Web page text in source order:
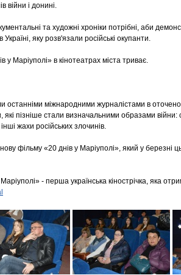
війни і донині.
та художні хроніки потрібні, аби
яку розв'язали російські окупанти.
у Маріуполі» в кінотеатрах міста триває.
останніми міжнародними журналістами в
які пізніше стали визначальними образами війни:
жахи російських злочинів.
фільму «20 днів у Маріуполі», який у березні
- перша українська кінострічка, яка